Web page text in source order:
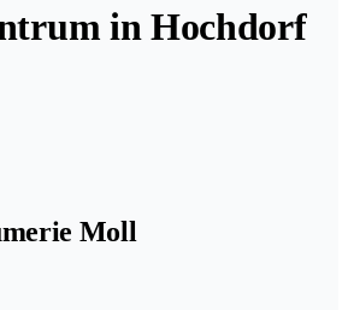
in Hochdorf
Moll